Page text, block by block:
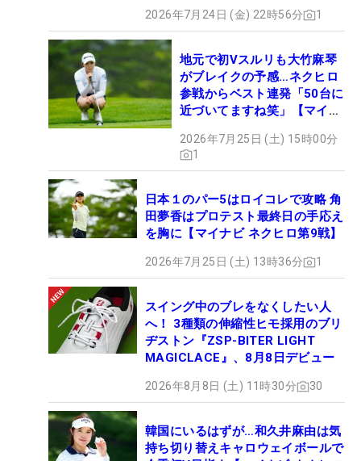
マイナビネクストヒロインツアーでは、今年も熱い戦いが行われる （撮
影：ALBA）
【マイナビネクストヒロインゴルフツアー 応援キャ
応援のパターンを2つご準備させていただきまし
開催日： 2024年4月16日（火）17日（水）※試合観
会場：成田ゴルフ倶楽部 千葉県成田市大室127
アクセス：東関東自動車道 成田ICより 7km
JR成田駅 京成線成田駅より約15分
募集人数： Aプラン 限定10名様 ※抽選制
Bプラン 限定20名様 ※先着順
販売価格：Aプラン 10000円/名
Bプラン 5000円/名
2026年7月24日 (金) 22時56分 1
地元で初Vスルリも大竹麻琴
がブレイクの予感…ネクヒロ
参戦からベスト連発「50台に
近づいてますね笑」【マイナ
2026年7月25日 (土) 15時00分
1
日本１のパー5はロイコレで攻略 角
田夢香はプロテスト最終日の手応え
を胸に【マイナビ ネクヒロ第9戦】
2026年7月25日 (土) 13時36分 1
スイング中のブレをなくしたい人
へ！ 3種類の伸縮性ヒモ採用のブリ
ヂストン『ZSP-BITER LIGHT
MAGICLACE』、8月8日デビュー
2026年8月8日 (土) 11時30分 30
韓国にいるはずが…和久井麻由は気
持ち切り替えキャロウェイボールで